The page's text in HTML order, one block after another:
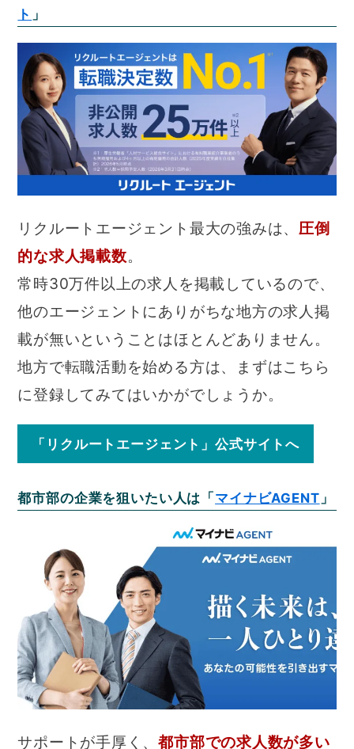
ト 」
リクルートエージェント最大の強みは、圧倒
的な求人掲載数。
常時30万件以上の求人を掲載しているので、
他のエージェントにありがちな地方の求人掲
載が無いということはほとんどありません。
地方で転職活動を始める方は、まずはこちら
に登録してみてはいかがでしょうか。
「リクルートエージェント」公式サイトへ
都市部の企業を狙いたい人は「マイナビAGENT 」
サポートが手厚く、都市部での求人数が多い